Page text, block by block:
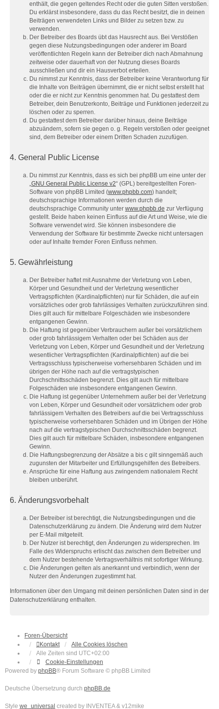
enthält, die gegen geltendes Recht oder die guten Sitten verstoßen.
Du erklärst insbesondere, dass du das Recht besitzt, die in deinen
Beiträgen verwendeten Links und Bilder zu setzen bzw. zu
verwenden.
Der Betreiber des Boards übt das Hausrecht aus. Bei Verstößen
gegen diese Nutzungsbedingungen oder anderer im Board
veröffentlichten Regeln kann der Betreiber dich nach Abmahnung
zeitweise oder dauerhaft von der Nutzung dieses Boards
ausschließen und dir ein Hausverbot erteilen.
Du nimmst zur Kenntnis, dass der Betreiber keine Verantwortung für
die Inhalte von Beiträgen übernimmt, die er nicht selbst erstellt hat
oder die er nicht zur Kenntnis genommen hat. Du gestattest dem
Betreiber, dein Benutzerkonto, Beiträge und Funktionen jederzeit zu
löschen oder zu sperren.
Du gestattest dem Betreiber darüber hinaus, deine Beiträge
abzuändern, sofern sie gegen o. g. Regeln verstoßen oder geeignet
sind, dem Betreiber oder einem Dritten Schaden zuzufügen.
4. General Public License
Du nimmst zur Kenntnis, dass es sich bei phpBB um eine unter der
„GNU General Public License v2“ (GPL) bereitgestellten Foren-
Software von phpBB Limited (www.phpbb.com) handelt;
deutschsprachige Informationen werden durch die
deutschsprachige Community unter www.phpbb.de zur Verfügung
gestellt. Beide haben keinen Einfluss auf die Art und Weise, wie die
Software verwendet wird. Sie können insbesondere die
Verwendung der Software für bestimmte Zwecke nicht untersagen
oder auf Inhalte fremder Foren Einfluss nehmen.
5. Gewährleistung
Der Betreiber haftet mit Ausnahme der Verletzung von Leben,
Körper und Gesundheit und der Verletzung wesentlicher
Vertragspflichten (Kardinalpflichten) nur für Schäden, die auf ein
vorsätzliches oder grob fahrlässiges Verhalten zurückzuführen sind.
Dies gilt auch für mittelbare Folgeschäden wie insbesondere
entgangenen Gewinn.
Die Haftung ist gegenüber Verbrauchern außer bei vorsätzlichem
oder grob fahrlässigem Verhalten oder bei Schäden aus der
Verletzung von Leben, Körper und Gesundheit und der Verletzung
wesentlicher Vertragspflichten (Kardinalpflichten) auf die bei
Vertragsschluss typischerweise vorhersehbaren Schäden und im
übrigen der Höhe nach auf die vertragstypischen
Durchschnittsschäden begrenzt. Dies gilt auch für mittelbare
Folgeschäden wie insbesondere entgangenen Gewinn.
Die Haftung ist gegenüber Unternehmern außer bei der Verletzung
von Leben, Körper und Gesundheit oder vorsätzlichem oder grob
fahrlässigem Verhalten des Betreibers auf die bei Vertragsschluss
typischerweise vorhersehbaren Schäden und im Übrigen der Höhe
nach auf die vertragstypischen Durchschnittsschäden begrenzt.
Dies gilt auch für mittelbare Schäden, insbesondere entgangenen
Gewinn.
Die Haftungsbegrenzung der Absätze a bis c gilt sinngemäß auch
zugunsten der Mitarbeiter und Erfüllungsgehilfen des Betreibers.
Ansprüche für eine Haftung aus zwingendem nationalem Recht
bleiben unberührt.
6. Änderungsvorbehalt
Der Betreiber ist berechtigt, die Nutzungsbedingungen und die
Datenschutzerklärung zu ändern. Die Änderung wird dem Nutzer
per E-Mail mitgeteilt.
Der Nutzer ist berechtigt, den Änderungen zu widersprechen. Im
Falle des Widerspruchs erlischt das zwischen dem Betreiber und
dem Nutzer bestehende Vertragsverhältnis mit sofortiger Wirkung.
Die Änderungen gelten als anerkannt und verbindlich, wenn der
Nutzer den Änderungen zugestimmt hat.
Informationen über den Umgang mit deinen persönlichen Daten sind in der
Datenschutzerklärung enthalten.
Foren-Übersicht
Kontakt
Alle Cookies löschen
Alle Zeiten sind UTC+02:00
Cookie-Einstellungen
Powered by phpBB® Forum Software © phpBB Limited
Deutsche Übersetzung durch phpBB.de
Style we_universal created by INVENTEA & v12mike